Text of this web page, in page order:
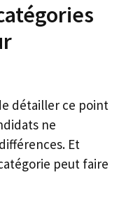
détailler ce point
ne
Et
peut faire